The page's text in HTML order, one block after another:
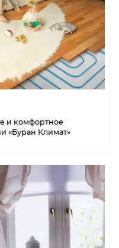
и комфортное
«Буран Климат»